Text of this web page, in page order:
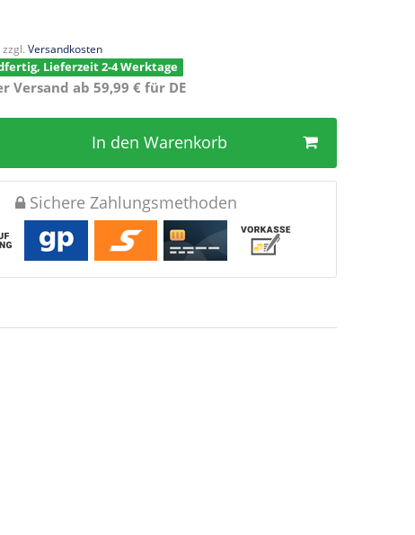
Versandkosten
Lieferzeit 2-4 Werktage
Versand ab 59,99 € für DE
In den Warenkorb
Sichere Zahlungsmethoden